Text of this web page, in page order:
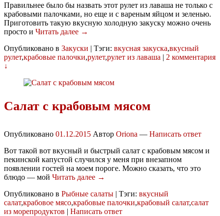
Правильнее было бы назвать этот рулет из лаваша не только с
крабовыми палочками, но еще и с вареным яйцом и зеленью.
Приготовить такую вкусную холодную закуску можно очень
просто и Читать далее →
Опубликовано в Закуски | Тэги: вкусная закуска,вкусный
рулет,крабовые палочки,рулет,рулет из лаваша | 2 комментария
↓
Салат с крабовым мясом
Опубликовано 01.12.2015 Автор Oriona — Написать ответ
Вот такой вот вкусный и быстрый салат с крабовым мясом и
пекинской капустой случился у меня при внезапном
появлении гостей на моем пороге. Можно сказать, что это
блюдо — мой Читать далее →
Опубликовано в Рыбные салаты | Тэги: вкусный
салат,крабовое мясо,крабовые палочки,крабовый салат,салат
из морепродуктов | Написать ответ